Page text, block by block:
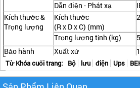
Dẫn điện - Phát xạ
Kích thước &
Trọng lượng
Kích thước
(R x D x C) (mm)
Trọng lượng tịnh (kg)
Bảo hành
Xuất xứ
Từ Khóa cuối trang: Bộ lưu điện Ups